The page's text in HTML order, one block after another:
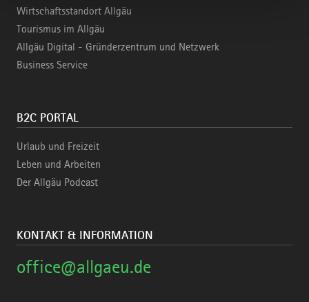
Wirtschaftsstandort Allgäu
Tourismus im Allgäu
Allgäu Digital - Gründerzentrum und Netzwerk
Business Service
B2C PORTAL
Urlaub und Freizeit
Leben und Arbeiten
Der Allgäu Podcast
KONTAKT & INFORMATION
office@allgaeu.de